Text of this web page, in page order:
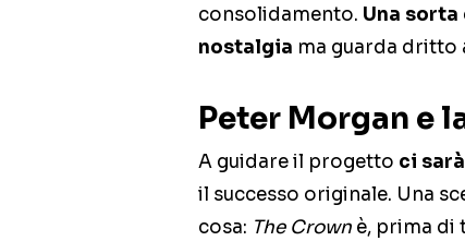
consolidamento. Una
nostalgia ma guarda dritto
Peter Morgan e
A guidare il progetto ci
il successo originale. Una
cosa: The Crown è, prima di